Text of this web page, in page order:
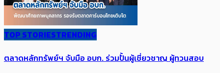
TOP STORIESTRENDING
ตลาดหลักทรัพย์ฯ จับมือ อบก. ร่วมปั้นผู้เชี่ยวชาญ ผู้ทวนสอบ